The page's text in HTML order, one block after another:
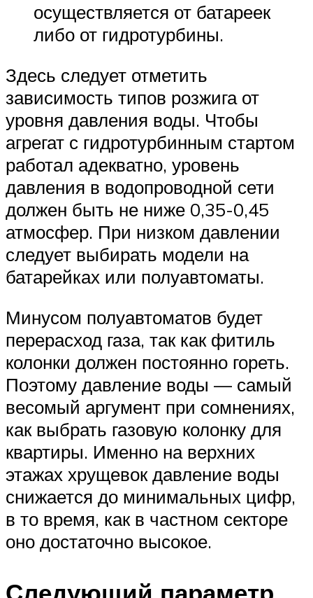
осуществляется от батареек
либо от гидротурбины.
Здесь следует отметить
зависимость типов розжига от
уровня давления воды. Чтобы
агрегат с гидротурбинным стартом
работал адекватно, уровень
давления в водопроводной сети
должен быть не ниже 0,35-0,45
атмосфер. При низком давлении
следует выбирать модели на
батарейках или полуавтоматы.
Минусом полуавтоматов будет
перерасход газа, так как фитиль
колонки должен постоянно гореть.
Поэтому давление воды — самый
весомый аргумент при сомнениях,
как выбрать газовую колонку для
квартиры. Именно на верхних
этажах хрущевок давление воды
снижается до минимальных цифр,
в то время, как в частном секторе
оно достаточно высокое.